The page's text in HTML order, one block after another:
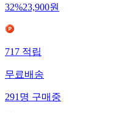
32%23,900원
717적립
무료배송
291명구매중